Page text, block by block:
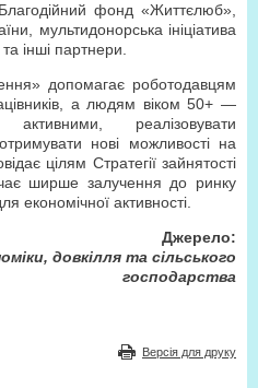
фонд «Життєлюб»,
мульти­донорська ініціатива
інші партнери.
допомагає роботодавцям
а людям віком 50+ —
реалізовувати
нові можливості на
цілям Стратегії зайнятості
ширше залучення до ринку
економічної активності.
Джерело:
довкілля та сільського
господарства
Версія для друку